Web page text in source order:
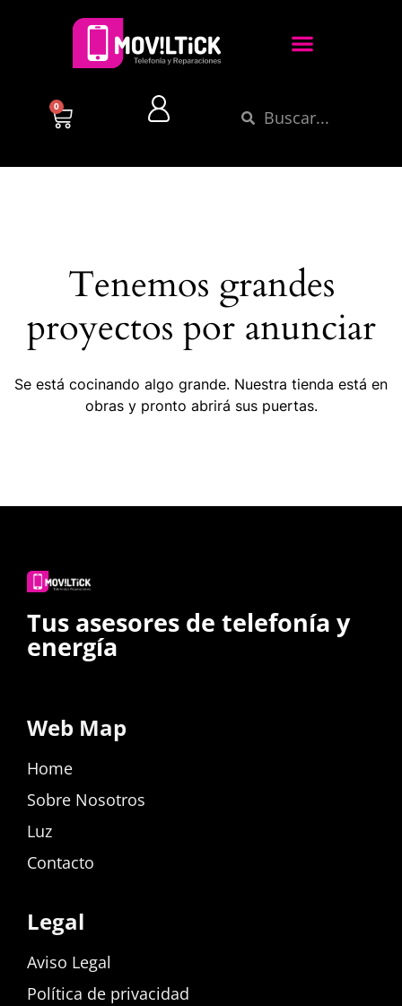
0
Tenemos grandes
proyectos por anunciar
Se está cocinando algo grande. Nuestra tienda está en
obras y pronto abrirá sus puertas.
Tus asesores de telefonía y
energía
Web Map
Home
Sobre Nosotros
Luz
Contacto
Legal
Aviso Legal
Política de privacidad